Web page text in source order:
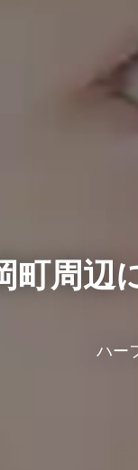
町周辺
ハー